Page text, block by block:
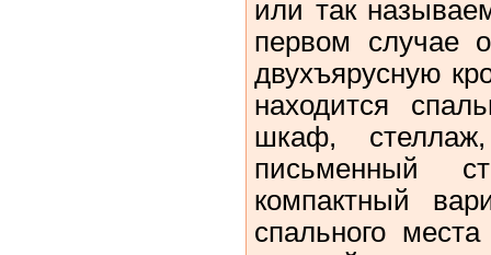
или так
первом случае
двухъярусную
находится
шкаф,
письменный
компактный
спального